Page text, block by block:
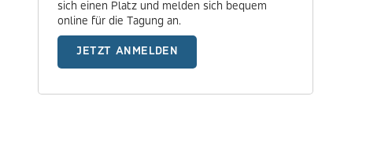
sich einen Platz und melden sich bequem
online für die Tagung an.
JETZT ANMELDEN